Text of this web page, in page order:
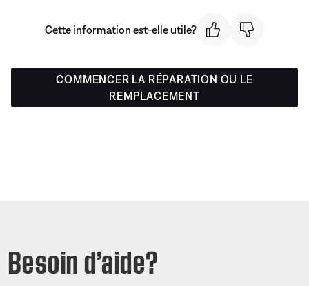
Cette information est-elle utile?
COMMENCER LA RÉPARATION OU LE
REMPLACEMENT
Besoin d’aide?